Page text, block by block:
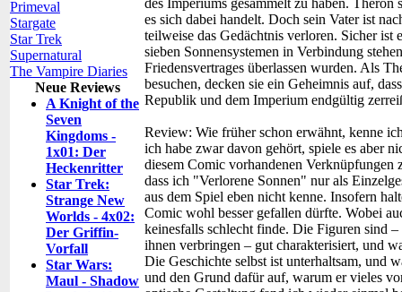
Primeval
Stargate
Star Trek
Supernatural
The Vampire Diaries
Neue Reviews
A Knight of the
Seven
Kingdoms -
1x01: Der
Heckenritter
Star Trek:
Strange New
Worlds - 4x02:
Der Griffin-
Vorfall
Star Wars:
Maul - Shadow
des Imperiums gesammelt zu haben.
es sich dabei handelt. Doch sein Vater ist
teilweise das Gedächtnis verloren. Sicher ist
sieben Sonnensystemen in Verbindung
Friedensvertrages überlassen wurden. Als
besuchen, decken sie ein Geheimnis auf,
Republik und dem Imperium endgültig
Review: Wie früher schon erwähnt, kenne
ich habe zwar davon gehört, spiele es aber
diesem Comic vorhandenen Verknüpfungen
dass ich "Verlorene Sonnen" nur als
aus dem Spiel eben nicht kenne. Insofern
Comic wohl besser gefallen dürfte. Wobei
keinesfalls schlecht finde. Die Figuren sind
ihnen verbringen – gut charakterisiert, und
Die Geschichte selbst ist unterhaltsam, und
und den Grund dafür auf, warum er vieles